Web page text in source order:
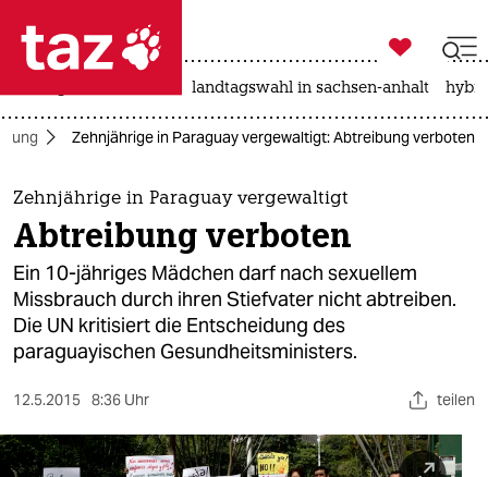
 taz zahl ich
taz zahl ich
themen
politik
öko
gesellschaft
kultur
sport

taz zahl ich
landtagswahl in sachsen-anhalt
Zehnjährige in Paraguay vergewaltigt: Abtreibung verboten
Zehnjährige in Paraguay vergewaltigt
Abtreibung verboten
Ein 10-jähriges Mädchen darf nach sexuellem
Missbrauch durch ihren Stiefvater nicht abtreiben.
Die UN kritisiert die Entscheidung des
paraguayischen Gesundheitsministers.
12.5.2015 8:36 Uhr teilen